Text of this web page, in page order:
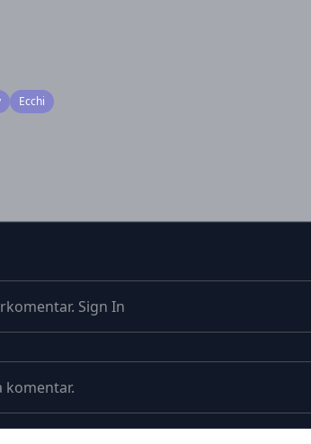
Ecchi
Sign In
komentar.